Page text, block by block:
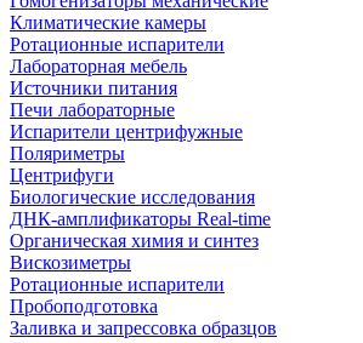
Климатические камеры
Ротационные испарители
Лабораторная мебель
Источники питания
Печи лабораторные
Испарители центрифужные
Поляриметры
Центрифуги
Биологические исследования
ДНК-амплификаторы Real-time
Органическая химия и синтез
Вискозиметры
Ротационные испарители
Пробоподготовка
Заливка и запрессовка образцов